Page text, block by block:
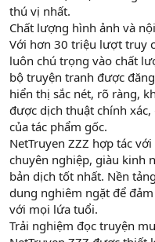
thú vị nhất.
Chất lượng hình ảnh và
Với hơn 30 triệu lượt truy
luôn chú trọng vào chất
bộ truyện tranh được
hiển thị sắc nét, rõ ràng,
được dịch thuật chính
của tác phẩm gốc.
NetTruyen ZZZ hợp tác
chuyên nghiệp, giàu kinh
bản dịch tốt nhất. Nền
dung nghiêm ngặt để
với mọi lứa tuổi.
Trải nghiệm đọc truyện